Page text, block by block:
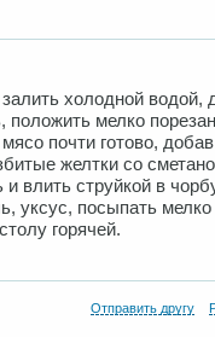
холодной водой,
положить мелко
почти готово,
желтки со
влить струйкой в
уксус, посыпать мелко
горячей.
Отправить другу